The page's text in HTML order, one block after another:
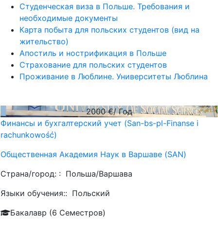
Студенческая виза в Польше. Требования и
необходимые документы
Карта побыта для польских студентов (вид на
жительство)
Апостиль и нострификация в Польше
Страхование для польских студентов
Проживание в Люблине. Университеты Люблина
2000€/ Год
Финансы и бухгалтерский учет (San-bs-pl-Finanse i
rachunkowość)
Общественная Академия Наук в Варшаве (SAN)
Страна/город: : Польша/Варшава
Языки обучения:: Польский
Бакалавр (6 Семестров)